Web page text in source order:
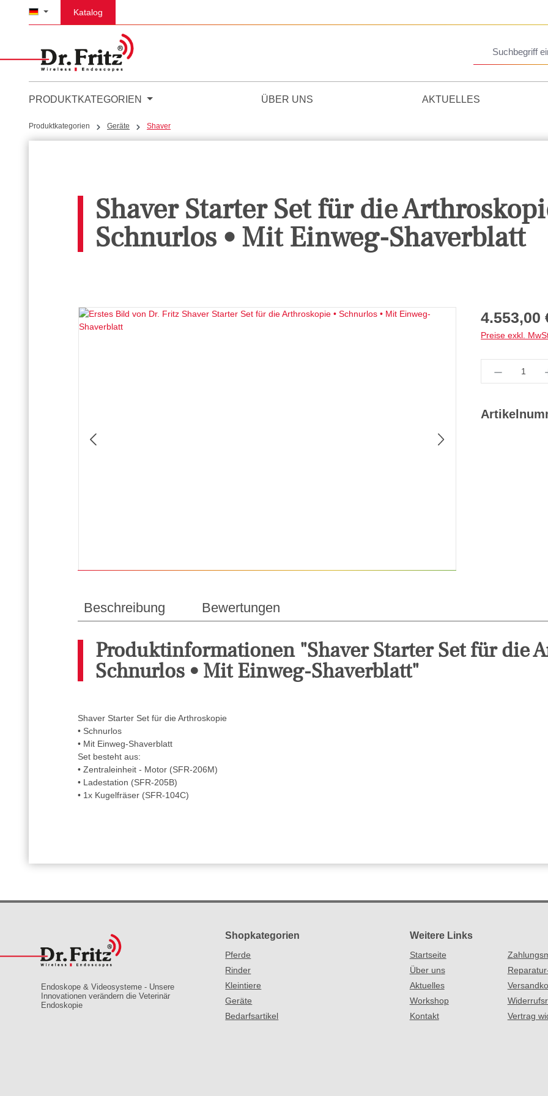
Hauptinhalt springen
Zur Suche springen
Zur Hauptnavigation springen
Katalog
PRODUKTKATEGORIEN ÜBER UNS AKTUELLES
Produktkategorien Geräte Shaver
Shaver Starter Set für die
Schnurlos • Mit Einweg-Shaverblatt
Regulärer Preis:
4.553,00
Preise exkl.
Produkt
Beschreibung Bewertungen
Produktinformationen "Shaver Starter Set für die
Schnurlos • Mit Einweg-Shaverblatt"
Shaver Starter Set für die Arthroskopie
• Schnurlos
• Mit Einweg-Shaverblatt
Set besteht aus:
• Zentraleinheit - Motor (SFR-206M)
• Ladestation (SFR-205B)
• 1x Kugelfräser (SFR-104C)
Endoskope & Videosysteme - Unsere
Innovationen verändern die Veterinär
Endoskopie
Shopkategorien
Pferde
Rinder
Kleintiere
Geräte
Bedarfsartikel
Weitere Links
Startseite
Über uns
Aktuelles
Workshop
Kontakt
Vertrag